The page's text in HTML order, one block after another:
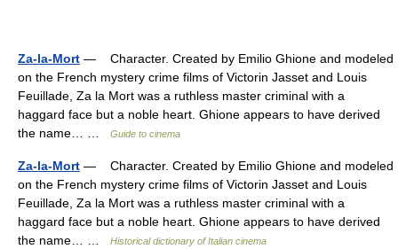
Za-la-Mort — Character. Created by Emilio Ghione and modeled
on the French mystery crime films of Victorin Jasset and Louis
Feuillade, Za la Mort was a ruthless master criminal with a
haggard face but a noble heart. Ghione appears to have derived
the name… …
Guide to cinema
Za-la-Mort — Character. Created by Emilio Ghione and modeled
on the French mystery crime films of Victorin Jasset and Louis
Feuillade, Za la Mort was a ruthless master criminal with a
haggard face but a noble heart. Ghione appears to have derived
the name… …
Historical dictionary of Italian cinema